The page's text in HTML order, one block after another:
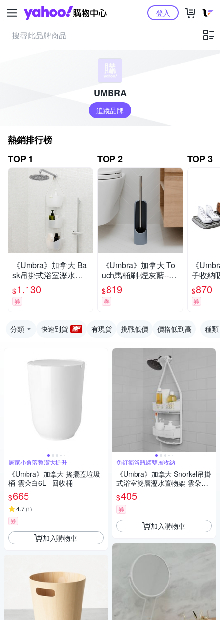
Yahoo購物中心登入
UMBRA
追蹤品牌
熱銷排行榜
TOP 1
《Umbra》加拿大 Ba
sk吊掛式浴室瀝水置
物籃3入- 浴室收納架
瓶罐置物架
$1,130
券
TOP 2
《Umbra》加拿大 To
uch馬桶刷-煙灰藍--
清潔刷 浴室清潔刷
$819
券
TOP 3
《
子收納
腳踏墊
$870
券
分類 快速到貨 有現貨 挑戰低價 價格低到高 種類
居家小角落整潔大提升
《Umbra》加拿大 搖擺蓋垃圾
桶-雲朵白6L-- 回收桶
$665
4.7(1)
券
加入購物車
免釘衛浴瓶罐雙層收納
《Umbra》加拿大 Snorkel吊掛
式浴室雙層瀝水置物架-雲朵白-
- 浴室瓶罐收納架
$405
券
加入購物車